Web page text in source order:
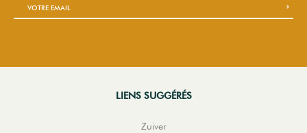
LIENS SUGGÉRÉS
Zuiver